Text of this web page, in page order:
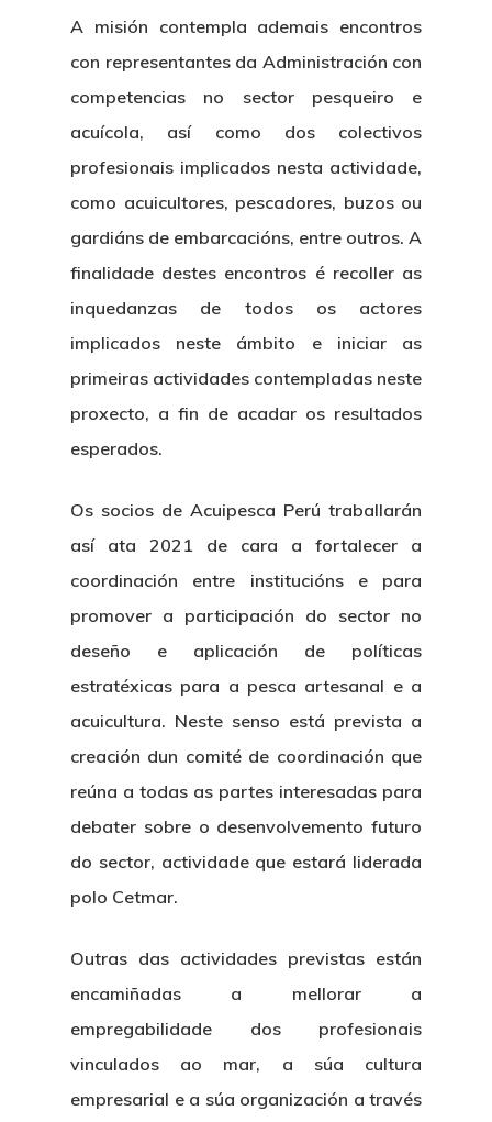
A misión contempla ademais encontros
con representantes da Administración con
competencias no sector pesqueiro e
acuícola, así como dos colectivos
profesionais implicados nesta actividade,
como acuicultores, pescadores, buzos ou
gardiáns de embarcacións, entre outros. A
finalidade destes encontros é recoller as
inquedanzas de todos os actores
implicados neste ámbito e iniciar as
primeiras actividades contempladas neste
proxecto, a fin de acadar os resultados
esperados.
Os socios de Acuipesca Perú traballarán
así ata 2021 de cara a fortalecer a
coordinación entre institucións e para
promover a participación do sector no
deseño e aplicación de políticas
estratéxicas para a pesca artesanal e a
acuicultura. Neste senso está prevista a
creación dun comité de coordinación que
reúna a todas as partes interesadas para
debater sobre o desenvolvemento futuro
do sector, actividade que estará liderada
polo Cetmar.
Outras das actividades previstas están
encamiñadas a mellorar a
empregabilidade dos profesionais
vinculados ao mar, a súa cultura
empresarial e a súa organización a través